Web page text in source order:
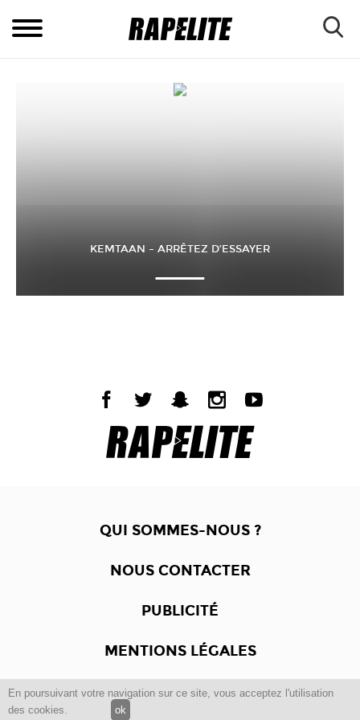
En poursuivant votre navigation sur ce site, vous acceptez l'utilisation
des cookies.
ok
KEMTAAN – ARRÊTEZ D’ESSAYER
QUI SOMMES-NOUS ?
NOUS CONTACTER
PUBLICITÉ
MENTIONS LÉGALES
Copyright © 2012 -2017Dewalgo- Tous droits réservés.